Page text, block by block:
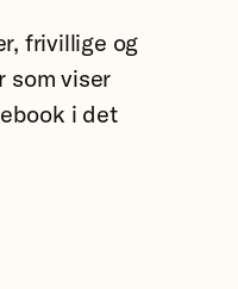
frivillige og
som viser
i det